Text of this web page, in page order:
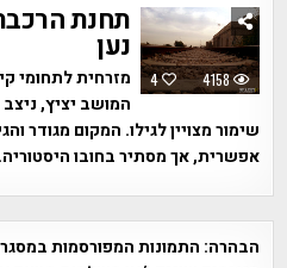
4 4158
תחנת
נען
מזרחית לתחומי
המושב יציץ,
שימור מצויין לגילו. המקום מגודר
אפשרית, אך מסתיר בחובו
הבהרה: התמונות המפורסמות